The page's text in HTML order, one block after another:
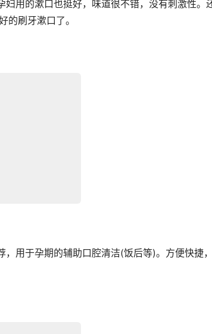
用的漱口也挺好，味道很不错，没有刺激性。
的刷牙漱口了。
用于孕期的辅助口腔清洁(饭后等)。方便快捷